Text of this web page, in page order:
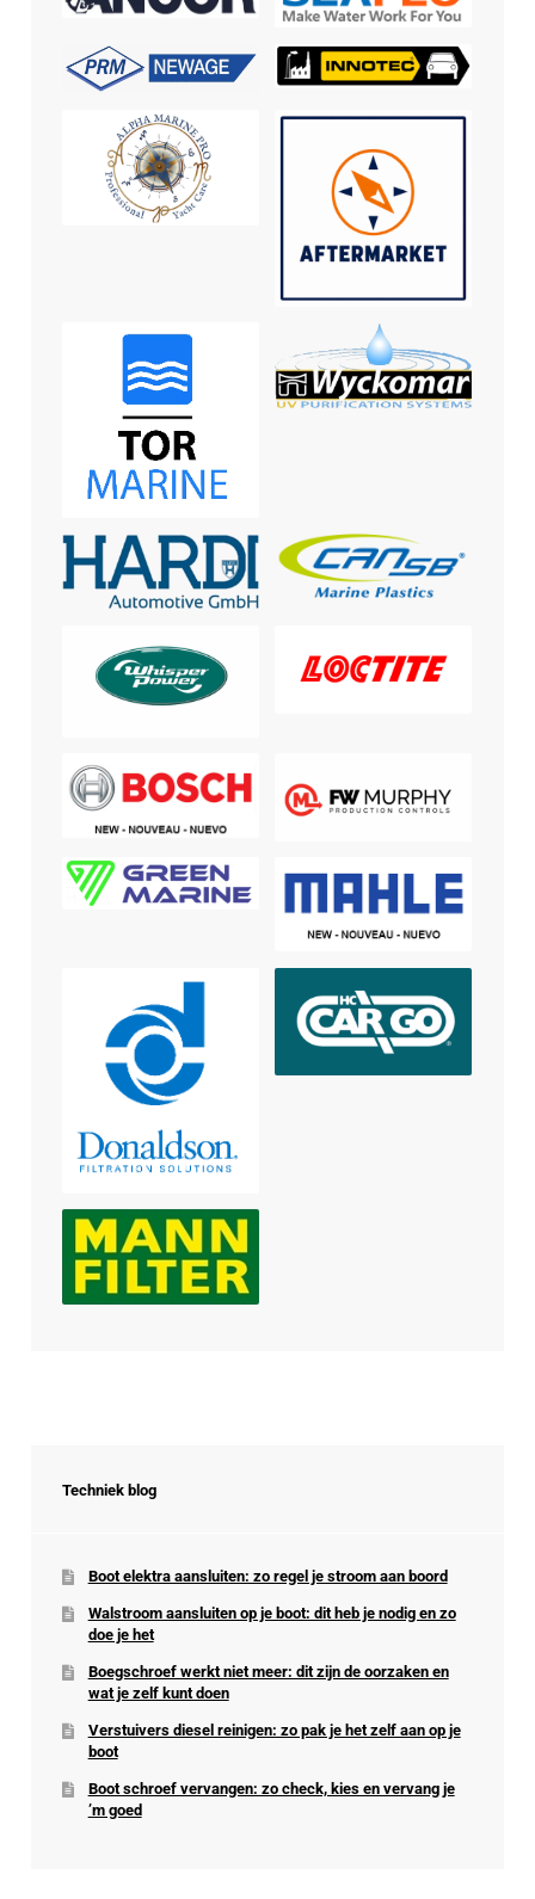
Techniek blog
Boot elektra aansluiten: zo regel je stroom aan boord
Walstroom aansluiten op je boot: dit heb je nodig en zo
doe je het
Boegschroef werkt niet meer: dit zijn de oorzaken en
wat je zelf kunt doen
Verstuivers diesel reinigen: zo pak je het zelf aan op je
boot
Boot schroef vervangen: zo check, kies en vervang je
’m goed